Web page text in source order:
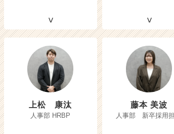
上松 康汰
人事部 HRBP
藤本 美波
人事部 新卒採用